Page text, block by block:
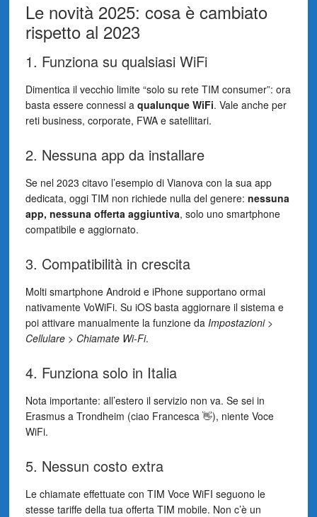
Le novità 2025: cosa è cambiato
rispetto al 2023
1. Funziona su qualsiasi WiFi
Dimentica il vecchio limite “solo su rete TIM consumer”: ora
basta essere connessi a qualunque WiFi. Vale anche per
reti business, corporate, FWA e satellitari.
2. Nessuna app da installare
Se nel 2023 citavo l’esempio di Vianova con la sua app
dedicata, oggi TIM non richiede nulla del genere: nessuna
app, nessuna offerta aggiuntiva, solo uno smartphone
compatibile e aggiornato.
3. Compatibilità in crescita
Molti smartphone Android e iPhone supportano ormai
nativamente VoWiFi. Su iOS basta aggiornare il sistema e
poi attivare manualmente la funzione da Impostazioni >
Cellulare > Chiamate Wi-Fi.
4. Funziona solo in Italia
Nota importante: all’estero il servizio non va. Se sei in
Erasmus a Trondheim (ciao Francesca 👋), niente Voce
WiFi.
5. Nessun costo extra
Le chiamate effettuate con TIM Voce WiFI seguono le
stesse tariffe della tua offerta TIM mobile. Non c’è un